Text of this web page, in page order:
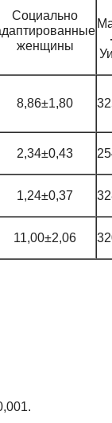
Социально
женщины
8,86±1,80
2,34±0,43
1,24±0,37
11,00±2,06